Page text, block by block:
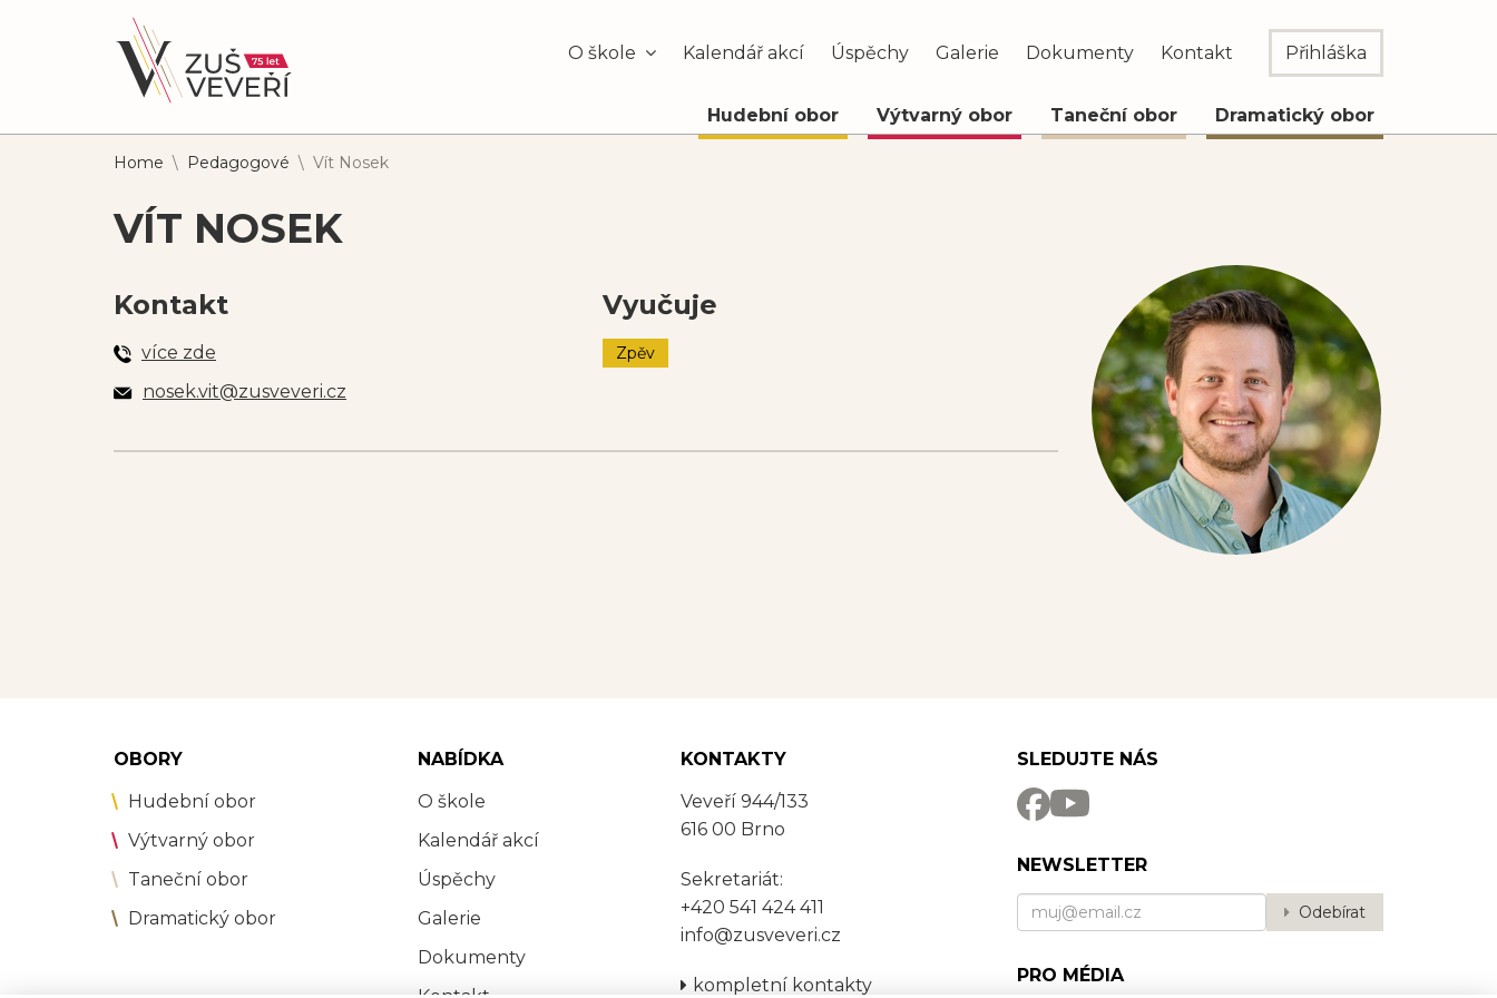
O škole Kalendář akcí Úspěchy Galerie Dokumenty Kontakt Přihláška
Hudební obor Výtvarný obor Taneční obor Dramatický obor
Home \ Pedagogové \ Vít Nosek
VÍT NOSEK
Kontakt
více zde
nosek.vit@zusveveri.cz
Vyučuje
Zpěv
OBORY
Hudební obor
Výtvarný obor
Taneční obor
Dramatický obor
NABÍDKA
O škole
Kalendář akcí
Úspěchy
Galerie
Dokumenty
KONTAKTY
Veveří 944/133
616 00 Brno
Sekretariát:
+420 541 424 411
info@zusveveri.cz
kompletní kontakty
SLEDUJTE NÁS
NEWSLETTER
Odebírat
PRO MÉDIA